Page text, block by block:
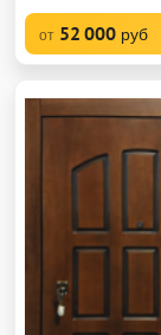
от 52 000 руб